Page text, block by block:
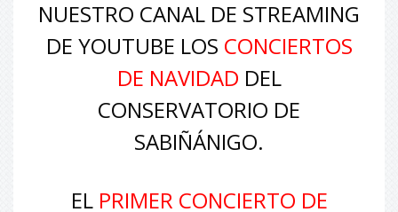
NUESTRO CANAL DE STREAMING
DE YOUTUBE LOS CONCIERTOS
DE NAVIDAD DEL
CONSERVATORIO DE
SABIÑÁNIGO.
ELPRIMER CONCIERTO DE